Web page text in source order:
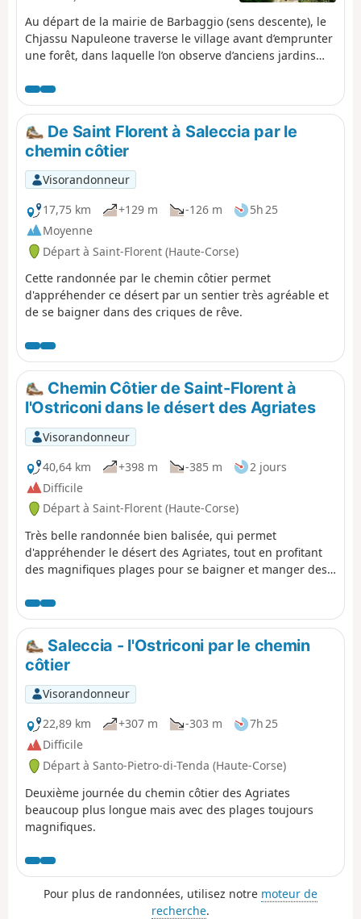
Au départ de la mairie de Barbaggio (sens descente), le
Chjassu Napuleone traverse le village avant d’emprunter
une forêt, dans laquelle l’on observe d’anciens jardins
parcours se poursuit lorsque l’on emprunte la « route
impériale » qui a donné son nom au sentier. En effet,
avant de devenir empereur, Napoléon Bonaparte aurait
foulé cette route. Le sentier peut également être
emprunté en sens inverse (sens montée), en partant du
pont qui se trouve au croisement entre la strada San
Petru et la strada Napuleone. Si vous effectuez le trajet
en aller simple, c'est-à-dire sans faire l'aller-retour,
pensez à laisser une voiture au point de départ, et une
autre à l'arrivée.
De Saint Florent à Saleccia par le
chemin côtier
Visorandonneur
17,75 km
+129 m -126 m
5h 25
Moyenne
Départ à Saint-Florent (Haute-Corse)
Cette randonnée par le chemin côtier permet
d'appréhender ce désert par un sentier très agréable et
de se baigner dans des criques de rêve.
Chemin Côtier de Saint-Florent à
l'Ostriconi dans le désert des Agriates
Visorandonneur
40,64 km
+398 m -385 m
2 jours
Difficile
Départ à Saint-Florent (Haute-Corse)
Très belle randonnée bien balisée, qui permet
d'appréhender le désert des Agriates, tout en profitant
des magnifiques plages pour se baigner et manger des
Saint-Forent - Saleccia et Saleccia - Ostriconi) mais elle
peut aussi se faire en trois jours en dormant au gîte de
Ghignu (fermé en 2020 à cause du Covid. Des bus
réguliers assurent le retour.
Saleccia - l'Ostriconi par le chemin
côtier
Visorandonneur
22,89 km
+307 m -303 m
7h 25
Difficile
Départ à Santo-Pietro-di-Tenda (Haute-Corse)
Deuxième journée du chemin côtier des Agriates
beaucoup plus longue mais avec des plages toujours
magnifiques.
Pour plus de randonnées, utilisez notre moteur de
recherche.